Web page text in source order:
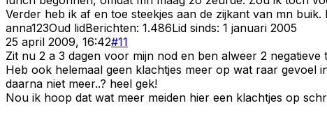
Verder heb ik af en toe steekjes aan de zijkant van mn
anna123Oud lidBerichten: 1.486Lid sinds: 1 januari 2005
25 april 2009, 16:42#11
Zit nu 2 a 3 dagen voor mijn nod en ben alweer 2 negatieve
Heb ook helemaal geen klachtjes meer op wat raar gevoel
daarna niet meer..? heel gek!
Nou ik hoop dat wat meer meiden hier een klachtjes op